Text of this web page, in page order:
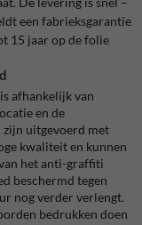
een fabrieksgarantie
15 jaar op de folie
afhankelijk van
en de
zijn uitgevoerd met
kwaliteit en kunnen
het anti-graffiti
beschermd tegen
nog verder verlengt.
bedrukken doen